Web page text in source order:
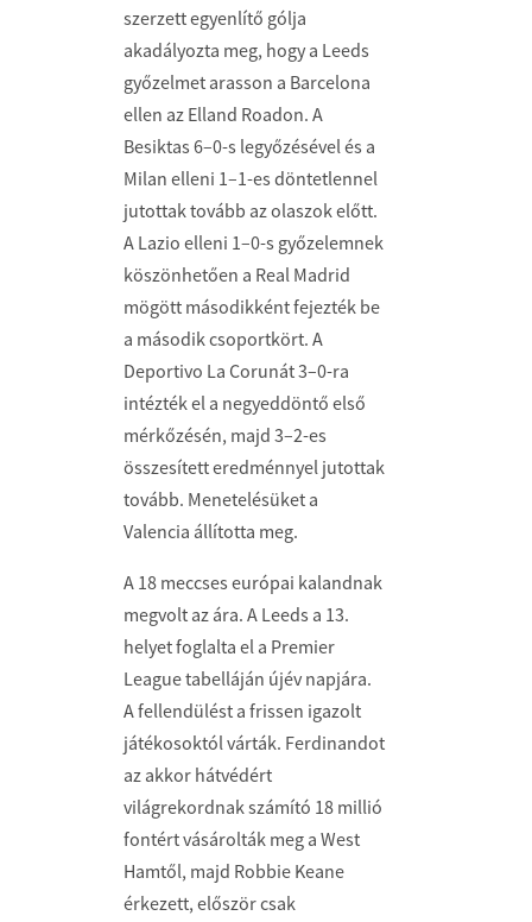
szerzett egyenlítő gólja
akadályozta meg, hogy a Leeds
győzelmet arasson a Barcelona
ellen az Elland Roadon. A
Besiktas 6–0-s legyőzésével és a
Milan elleni 1–1-es döntetlennel
jutottak tovább az olaszok előtt.
A Lazio elleni 1–0-s győzelemnek
köszönhetően a Real Madrid
mögött másodikként fejezték be
a második csoportkört. A
Deportivo La Corunát 3–0-ra
intézték el a negyeddöntő első
mérkőzésén, majd 3–2-es
összesített eredménnyel jutottak
tovább. Menetelésüket a
Valencia állította meg.
A 18 meccses európai kalandnak
megvolt az ára. A Leeds a 13.
helyet foglalta el a Premier
League tabelláján újév napjára.
A fellendülést a frissen igazolt
játékosoktól várták. Ferdinandot
az akkor hátvédért
világrekordnak számító 18 millió
fontért vásárolták meg a West
Hamtől, majd Robbie Keane
érkezett, először csak